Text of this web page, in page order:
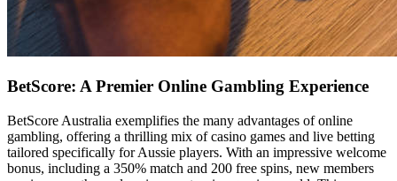
BetScore: A Premier Online Gambling Experience
BetScore Australia exemplifies the many advantages of online
gambling, offering a thrilling mix of casino games and live betting
tailored specifically for Aussie players. With an impressive welcome
bonus, including a 350% match and 200 free spins, new members